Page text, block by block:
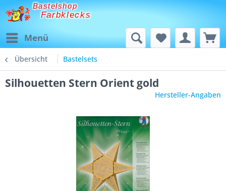
Bastelshop
Farbklecks
Menü
Übersicht Bastelsets
Silhouetten Stern Orient gold
Hersteller-Angaben